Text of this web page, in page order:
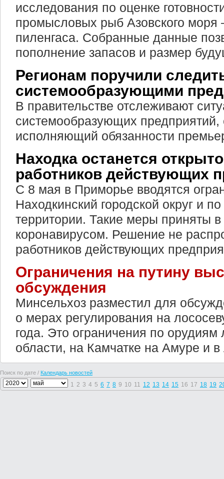
исследования по оценке
промысловых рыб Азовского моря
пиленгаса. Собранные данные
пополнение запасов и размер
Регионам поручили
системообразующими
В правительстве отслеживают
системообразующих
исполняющий обязанности
Находка останется
работников действующих
С 8 мая в Приморье вводятся
Находкинский городской округ и
территории. Такие меры приняты
коронавирусом. Решение не
работников действующих
Ограничения на путину
обсуждения
Минсельхоз разместил для
о мерах регулирования на
года. Это ограничения по
области, на Камчатке на Амуре и
Поиск по дате / Календарь новостей
1 2 3 4 5 6 7 8 9 10 11 12 13 14 15 16 17 18 19